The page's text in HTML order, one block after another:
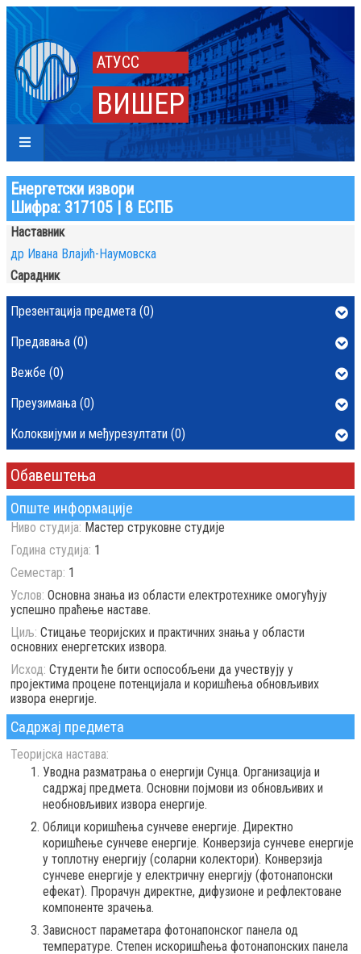
АТУСС
ВИШЕР
Енергетски извори
Шифра: 317105 | 8 ЕСПБ
Опште информације
Ниво студија: Мастер струковне студије
Година студија: 1
Семестар: 1
Услов: Основна знања из области електротехнике омогућују
успешно праћење наставе.
Циљ: Стицање теоријских и практичних знања у области
основних енергетских извора.
Исход: Студенти ће бити оспособљени да учествују у
пројектима процене потенцијала и коришћења обновљивих
извора енергије.
Садржај предмета
Теоријска настава:
Уводнa разматрања о енергији Сунца. Организација и
садржај предмета. Основни појмови из обновљивих и
необновљивих извора енергије.
Облици коришћења сунчеве енергије. Директно
коришћење сунчеве енергије. Конверзија сунчеве енергије
у топлотну енергију (соларни колектори). Конверзија
сунчеве енергије у електричну енергију (фотонапонски
ефекат). Прорачун директне, дифузионе и рефлектоване
компоненте зрачења.
Зависност параметара фотонапонског панела од
температуре. Степен искоришћења фотонапонских панела
Наставник
др Ивана Влајић-Наумовска
Сарадник
Презентација предмета (0)
Предавања (0)
Вежбе (0)
Преузимања (0)
Колоквијуми и међурезултати (0)
Обавештења